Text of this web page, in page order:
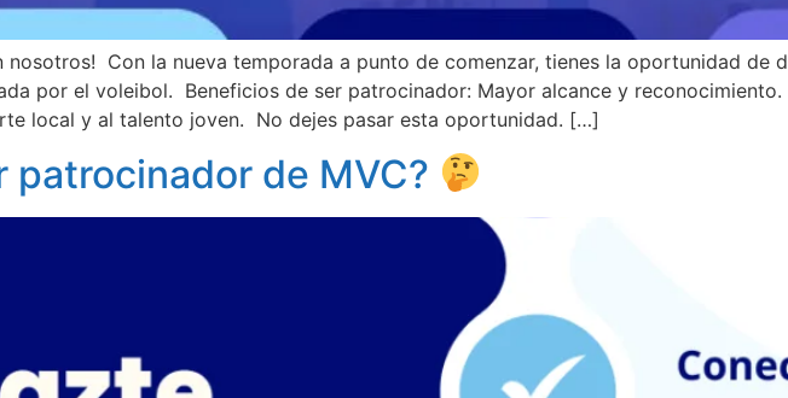
nosotros! Con la nueva temporada a punto de comenzar, tienes la oportunidad de
por el voleibol. Beneficios de ser patrocinador: Mayor alcance y reconocimiento.
local y al talento joven. No dejes pasar esta oportunidad. […]
patrocinador de MVC?